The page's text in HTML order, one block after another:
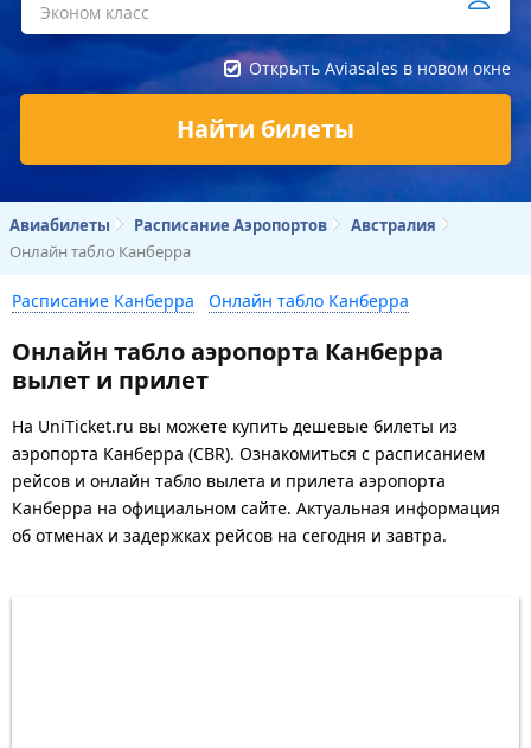
Эконом класс
Открыть Aviasales в новом окне
Найти билеты
Авиабилеты Расписание Аэропортов
Австралия
Онлайн табло Канберра
Расписание Канберра Онлайн табло Канберра
Онлайн табло аэропорта Канберра
вылет и прилет
На UniTicket.ru вы можете купить дешевые билеты из
аэропорта Канберра (CBR). Ознакомиться с расписанием
рейсов и онлайн табло вылета и прилета аэропорта
Канберра на официальном сайте. Актуальная информация
об отменах и задержках рейсов на сегодня и завтра.